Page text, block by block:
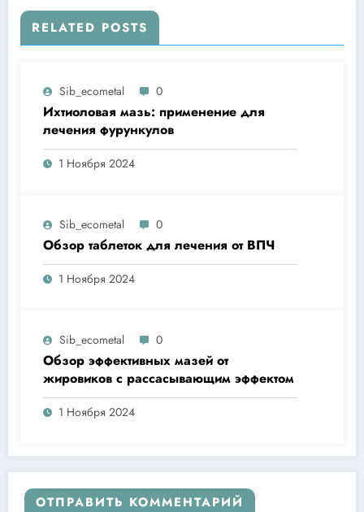
RELATED POSTS
Sib_ecometal 0
Ихтиоловая мазь: применение для
лечения фурункулов
1 Ноября 2024
Sib_ecometal 0
Обзор таблеток для лечения от ВПЧ
1 Ноября 2024
Sib_ecometal 0
Обзор эффективных мазей от
жировиков с рассасывающим эффектом
1 Ноября 2024
ОТПРАВИТЬ КОММЕНТАРИЙ